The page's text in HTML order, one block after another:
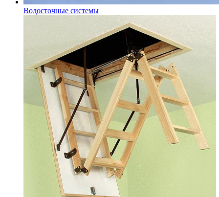
Водосточные системы